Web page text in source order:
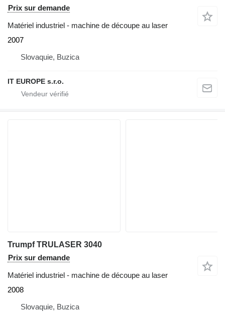
Prix sur demande
Matériel industriel - machine de découpe au laser
2007
Slovaquie, Buzica
IT EUROPE s.r.o.
Trumpf TRULASER 3040
Prix sur demande
Matériel industriel - machine de découpe au laser
2008
Slovaquie, Buzica